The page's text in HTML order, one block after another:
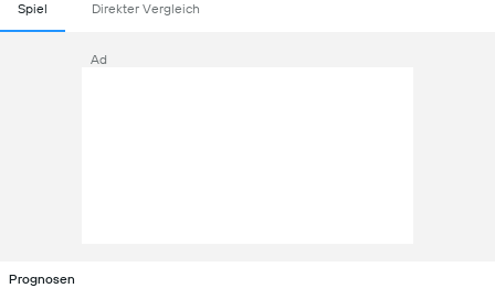
Spiel Direkter Vergleich
Ad
Prognosen